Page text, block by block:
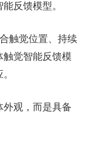
反馈模型。
触觉位置、持续
触觉智能反馈模
外观，而是具备